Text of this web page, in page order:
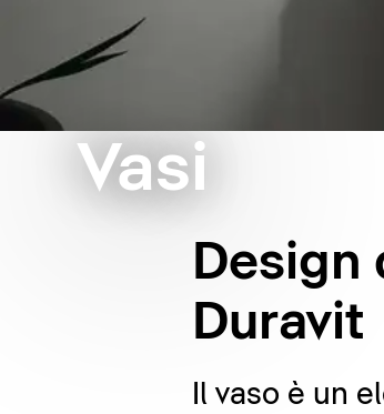
Vasi
Duravit
Il vaso è un